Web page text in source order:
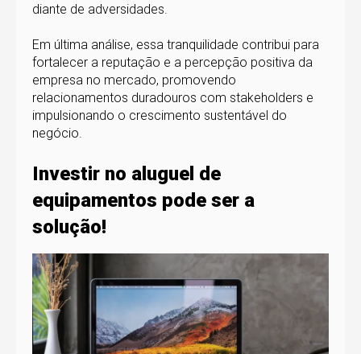
diante de adversidades.
Em última análise, essa tranquilidade contribui para
fortalecer a reputação e a percepção positiva da
empresa no mercado, promovendo
relacionamentos duradouros com stakeholders e
impulsionando o crescimento sustentável do
negócio.
Investir no aluguel de
equipamentos pode ser a
solução!